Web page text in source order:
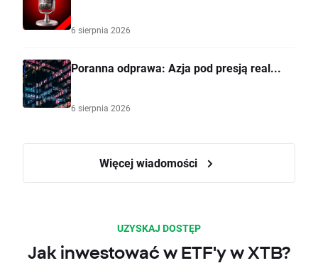
6 sierpnia 2026
Poranna odprawa: Azja pod presją real...
6 sierpnia 2026
Więcej wiadomości
UZYSKAJ DOSTĘP
Jak inwestować w ETF'y w XTB?